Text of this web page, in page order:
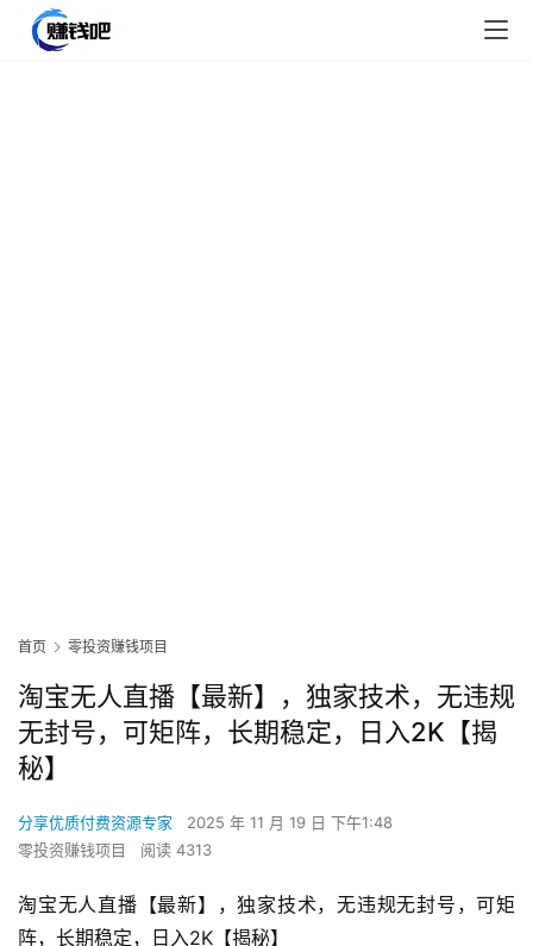
首页 零投资赚钱项目
淘宝无人直播【最新】，独家技术，无违规
无封号，可矩阵，长期稳定，日入2K【揭
秘】
分享优质付费资源专家
2025 年 11 月 19 日 下午1:48
零投资赚钱项目
阅读 4313
淘宝无人直播【最新】，独家技术，无违规无封号，可矩
阵，长期稳定，日入2K【揭秘】